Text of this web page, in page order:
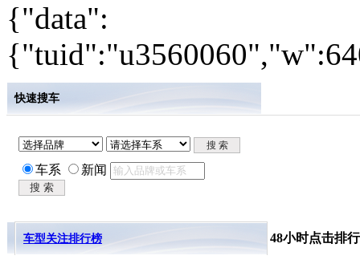
{"data":
快速搜车
车系 新闻
车型关注排行榜 48小时点击排行